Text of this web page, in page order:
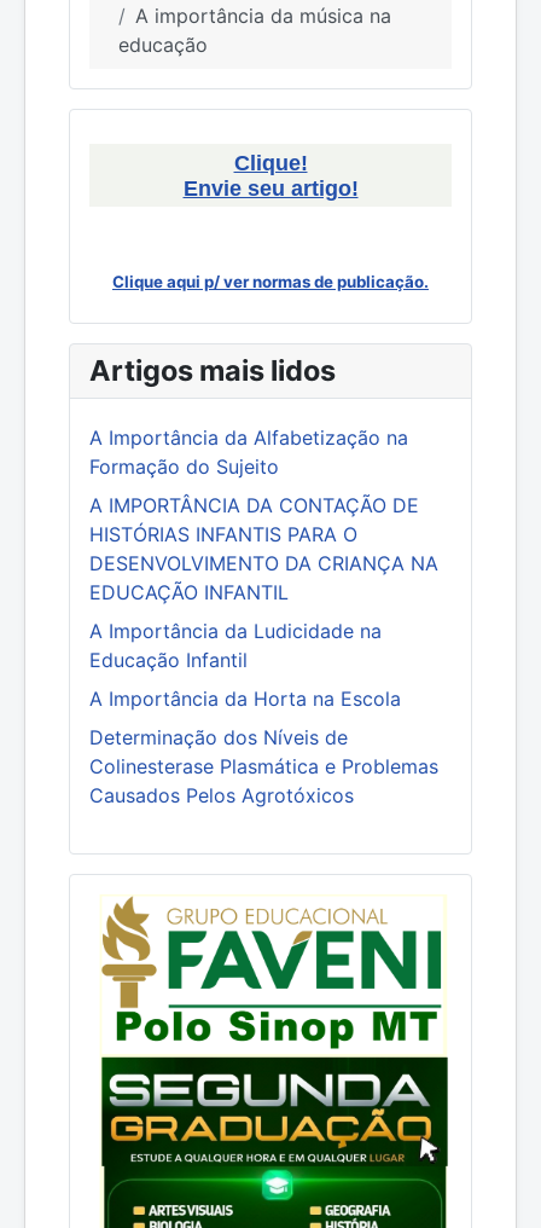
A importância da música na
educação
Clique!
Envie seu artigo!
Clique aqui p/ ver normas de publicação.
Artigos mais lidos
A Importância da Alfabetização na
Formação do Sujeito
A IMPORTÂNCIA DA CONTAÇÃO DE
HISTÓRIAS INFANTIS PARA O
DESENVOLVIMENTO DA CRIANÇA NA
EDUCAÇÃO INFANTIL
A Importância da Ludicidade na
Educação Infantil
A Importância da Horta na Escola
Determinação dos Níveis de
Colinesterase Plasmática e Problemas
Causados Pelos Agrotóxicos